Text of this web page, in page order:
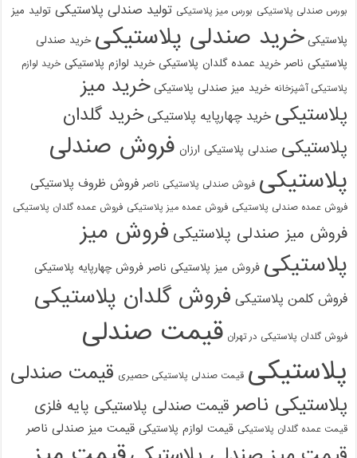
بورس صندلی پلاستیکی بورس میز پلاستیکی تولید صندلی پلاستیکی تولید میز
پلاستیکی خرید صندلی پلاستیکی خرید صندلی
پلاستیکی ناصر خرید عمده گلدان پلاستیکی خرید لوازم پلاستیکی خرید لوازم
پلاستیکی آشپزخانه خرید میز صندلی پلاستیکی خرید میز
پلاستیکی خرید چهارپایه پلاستیکی خرید گلدان
پلاستیکی صندلی پلاستیکی ارزان فروش صندلی
پلاستیکی فروش صندلی پلاستیکی ناصر فروش ظروف پلاستیکی
فروش عمده صندلی پلاستیکی فروش عمده میز پلاستیکی فروش عمده گلدان پلاستیکی
فروش میز صندلی پلاستیکی فروش میز
پلاستیکی فروش میز پلاستیکی ناصر فروش چهارپایه پلاستیکی
فروش کلمن پلاستیکی فروش گلدان پلاستیکی
فروش گلدان پلاستیکی در تهران قیمت صندلی
پلاستیکی قیمت صندلی پلاستیکی حصیری قیمت صندلی
پلاستیکی ناصر قیمت صندلی پلاستیکی پایه فلزی
قیمت عمده گلدان پلاستیکی قیمت لوازم پلاستیکی قیمت میز صندلی ناصر